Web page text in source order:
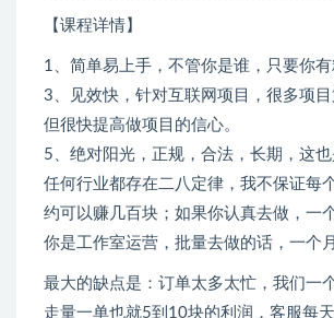
【课程详情】
1、简单易上手，不管你是谁，只要你
3、见效快，针对互联网项目，很多项
但很快提高做项目的信心。
5、绝对阳光，正规，合法，长期，这
任何行业都存在二八定律，我不保证每
约可以赚几百块；如果你认真去做，一
你是工作室运营，批量去做的话，一个
最大的缺点是：订单太多太忙，我们一
走量一单也就5到10块的利润，客服每